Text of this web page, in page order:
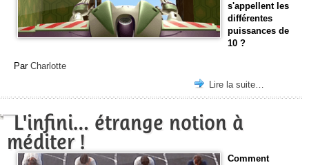
s'appellent les
différentes
puissances de
10 ?
Par Charlotte
Lire la suite…
L'infini… étrange notion à
méditer !
Comment